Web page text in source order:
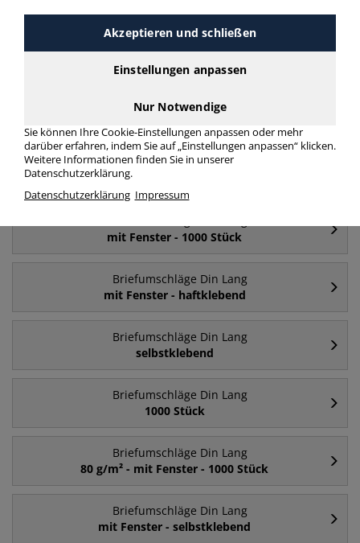
Briefumschläge Din Lang
Briefumschläge Din Lang
mit Fenster - 1000 Stück
Briefumschläge Din Lang
mit Fenster - haftklebend
Briefumschläge Din Lang
selbstklebend
Briefumschläge Din Lang
1000 Stück
Briefumschläge Din Lang
80 g/m² - mit Fenster - 1000 Stück
Briefumschläge Din Lang
mit Fenster - selbstklebend
Akzeptieren und schließen
Einstellungen anpassen
Nur Notwendige
Sie können Ihre Cookie-Einstellungen anpassen oder mehr
darüber erfahren, indem Sie auf „Einstellungen anpassen“ klicken.
Weitere Informationen finden Sie in unserer
Datenschutzerklärung.
Datenschutzerklärung Impressum